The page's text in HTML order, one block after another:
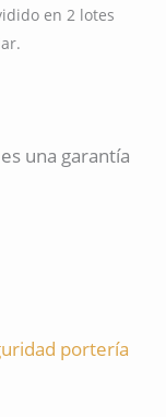
en 2 lotes
una garantía
portería